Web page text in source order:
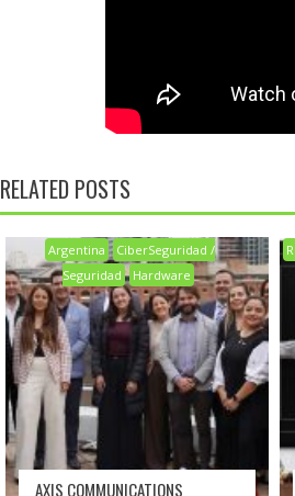
RELATED POSTS
Argentina
CiberSeguridad /
Seguridad
Hardware
AXIS COMMUNICATIONS